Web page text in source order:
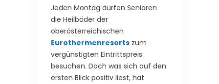
Jeden Montag dürfen Senioren
die Heilbäder der
oberösterreichischen
Eurothermenresorts zum
vergünstigten Eintrittspreis
besuchen. Doch was sich auf den
ersten Blick positiv liest, hat